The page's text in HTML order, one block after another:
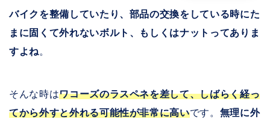
バイクを整備していたり、部品の交換をしている時にた
まに固くて外れないボルト、もしくはナットってありま
すよね
そんな時はワコーズのラスペネを差して、しばらく経っ
てから外すと外れる可能性が非常に高いです。 無理に外